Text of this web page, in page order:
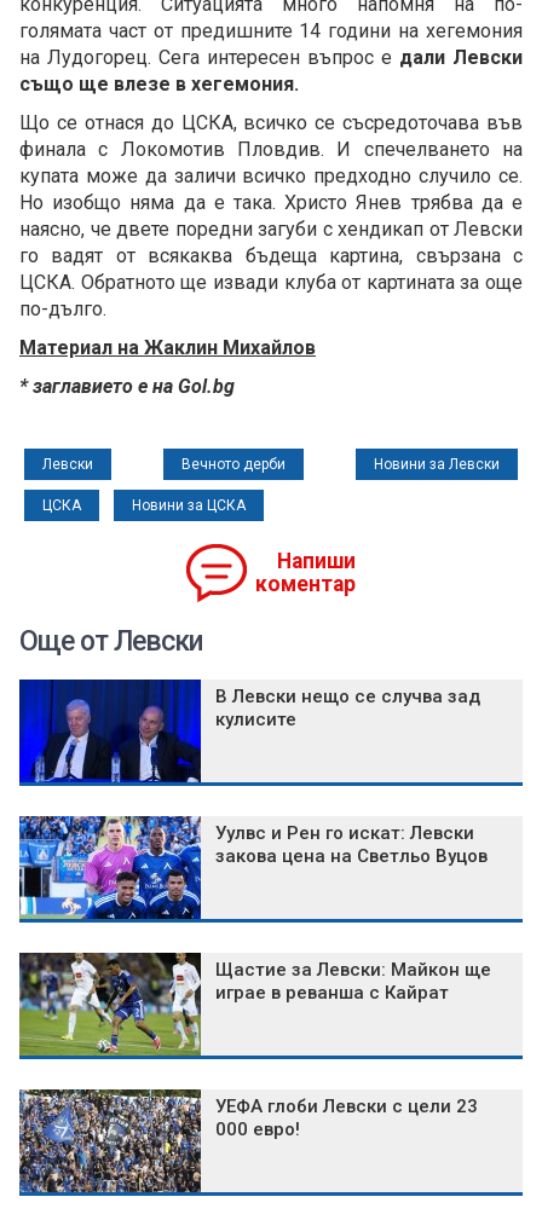
голямата част от предишните 14 години на хегемония
на Лудогорец. Сега интересен въпрос е дали Левски
също ще влезе в хегемония.
Що се отнася до ЦСКА, всичко се съсредоточава във
финала с Локомотив Пловдив. И спечелването на
купата може да заличи всичко предходно случило се.
Но изобщо няма да е така. Христо Янев трябва да е
наясно, че двете поредни загуби с хендикап от Левски
го вадят от всякаква бъдеща картина, свързана с
ЦСКА. Обратното ще извади клуба от картината за още
по-дълго.
Материал на Жаклин Михайлов
* заглавието е на Gol.bg
Левски Вечното дерби Новини за Левски
ЦСКА Новини за ЦСКА
Напиши
коментар
Още от Левски
В Левски нещо се случва зад
кулисите
Уулвс и Рен го искат: Левски
закова цена на Светльо Вуцов
Щастие за Левски: Майкон ще
играе в реванша с Кайрат
УЕФА глоби Левски с цели 23
000 евро!